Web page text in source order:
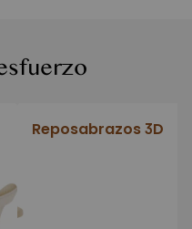
Reposabrazos 3D